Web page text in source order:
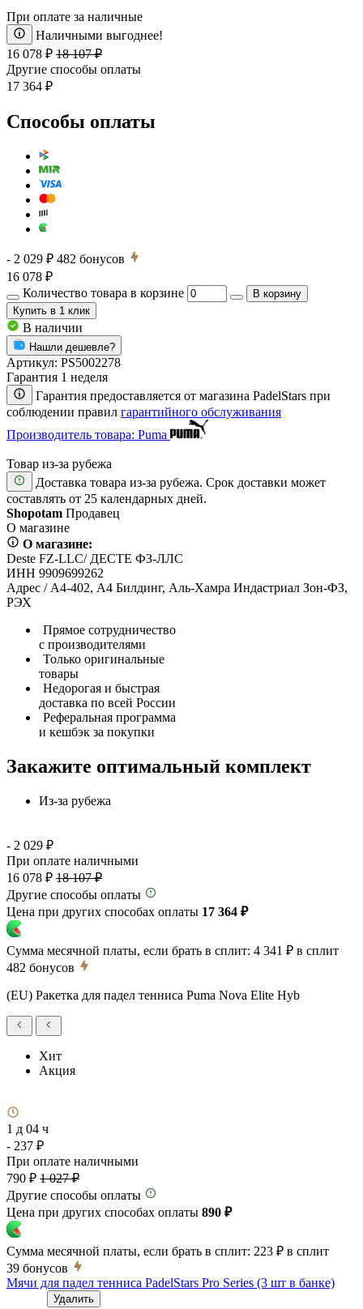
При оплате за наличные
Наличными выгоднее!
16 078 ₽ 18 107 ₽
Другие способы оплаты
17 364 ₽
Способы оплаты
- 2 029 ₽ 482 бонусов
16 078 ₽
Количество товара в корзине
В корзину
Купить в 1 клик
В наличии
Нашли дешевле?
Артикул: PS5002278
Гарантия 1 неделя
Гарантия предоставляется от магазина PadelStars при
соблюдении правил гарантийного обслуживания
Производитель товара: Puma
Товар из-за рубежа
Доставка товара из-за рубежа. Срок доставки может
составлять от 25 календарных дней.
Shopotam Продавец
О магазине
О магазине:
Deste FZ-LLC/ ДЕСТЕ ФЗ-ЛЛС
ИНН 9909699262
Адрес / А4-402, А4 Билдинг, Аль-Хамра Индастриал Зон-ФЗ,
РЭХ
Прямое сотрудничество
с производителями
Только оригинальные
товары
Недорогая и быстрая
доставка по всей России
Реферальная программа
и кешбэк за покупки
Закажите оптимальный комплект
Из-за рубежа
- 2 029 ₽
При оплате наличными
16 078 ₽ 18 107 ₽
Другие способы оплаты
Цена при других способах оплаты 17 364 ₽
Сумма месячной платы, если брать в сплит: 4 341 ₽ в сплит
482 бонусов
(EU) Ракетка для падел тенниса Puma Nova Elite Hyb
Хит
Акция
1 д 04 ч
- 237 ₽
При оплате наличными
790 ₽ 1 027 ₽
Другие способы оплаты
Цена при других способах оплаты 890 ₽
Сумма месячной платы, если брать в сплит: 223 ₽ в сплит
39 бонусов
Мячи для падел тенниса PadelStars Pro Series (3 шт в банке)
Удалить